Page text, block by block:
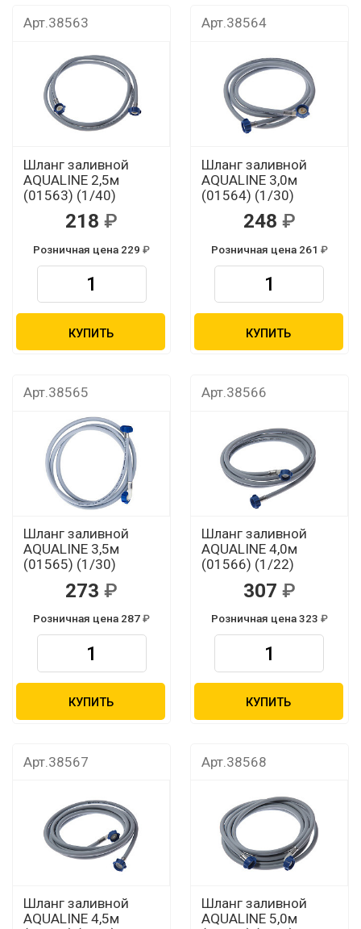
Арт.38563
Шланг заливной
AQUALINE 2,5м
(01563) (1/40)
218
Розничная цена 229
КУПИТЬ
Арт.38564
Шланг заливной
AQUALINE 3,0м
(01564) (1/30)
248
Розничная цена 261
КУПИТЬ
Арт.38565
Шланг заливной
AQUALINE 3,5м
(01565) (1/30)
273
Розничная цена 287
КУПИТЬ
Арт.38566
Шланг заливной
AQUALINE 4,0м
(01566) (1/22)
307
Розничная цена 323
КУПИТЬ
Арт.38567
Шланг заливной
AQUALINE 4,5м
Арт.38568
Шланг заливной
AQUALINE 5,0м